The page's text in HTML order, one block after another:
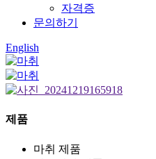
자격증
문의하기
English
제품
마취 제품